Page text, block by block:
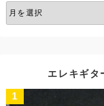
ア
ー
エレキギタ
1